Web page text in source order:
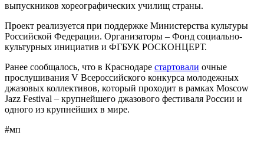
выпускников хореографических училищ страны.
Проект реализуется при поддержке Министерства культуры
Российской Федерации. Организаторы – Фонд социально-
культурных инициатив и ФГБУК РОСКОНЦЕРТ.
Ранее сообщалось, что в Краснодаре стартовали очные
прослушивания V Всероссийского конкурса молодежных
джазовых коллективов, который проходит в рамках Moscow
Jazz Festival – крупнейшего джазового фестиваля России и
одного из крупнейших в мире.
#мп